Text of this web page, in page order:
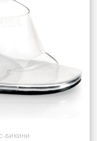
БИКИНИ